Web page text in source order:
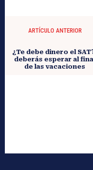
ARTÍCULO ANTERIOR
¿Te debe dinero el
deberás esperar al
de las vacaciones